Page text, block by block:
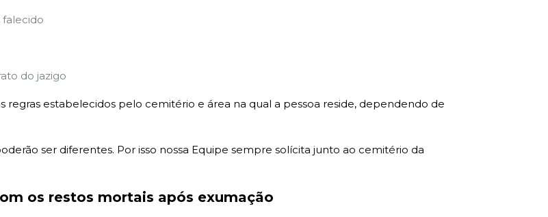
do jazigo
estabelecidos pelo cemitério e área na qual a pessoa reside, dependendo de
ser diferentes. Por isso nossa Equipe sempre solícita junto ao cemitério da
os restos mortais após exumação